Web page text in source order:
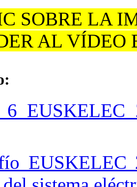
SOBRE LA
AL VÍDEO
6 EUSKELEC